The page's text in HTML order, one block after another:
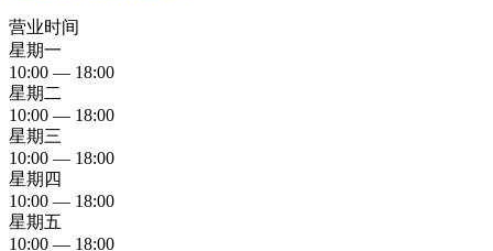
营业时间
星期一
10:00 — 18:00
星期二
10:00 — 18:00
星期三
10:00 — 18:00
星期四
10:00 — 18:00
星期五
10:00 — 18:00